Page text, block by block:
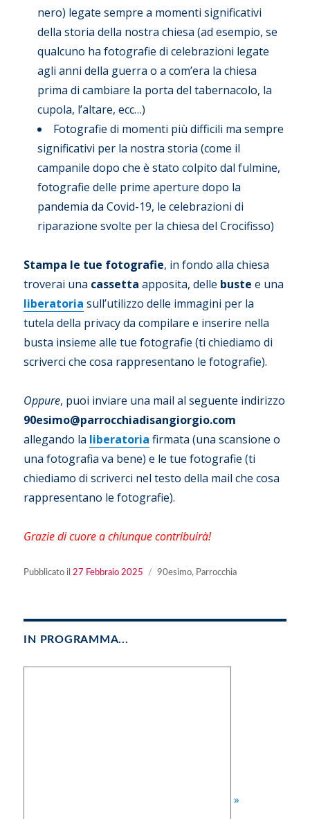
nero) legate sempre a momenti significativi
della storia della nostra chiesa (ad esempio, se
qualcuno ha fotografie di celebrazioni legate
agli anni della guerra o a com’era la chiesa
prima di cambiare la porta del tabernacolo, la
cupola, l’altare, ecc…)
Fotografie di momenti più difficili ma sempre
significativi per la nostra storia (come il
campanile dopo che è stato colpito dal fulmine,
fotografie delle prime aperture dopo la
pandemia da Covid-19, le celebrazioni di
riparazione svolte per la chiesa del Crocifisso)
Stampa le tue fotografie, in fondo alla chiesa
troverai una cassetta apposita, delle buste e una
liberatoria sull’utilizzo delle immagini per la
tutela della privacy da compilare e inserire nella
busta insieme alle tue fotografie (ti chiediamo di
scriverci che cosa rappresentano le fotografie).
Oppure, puoi inviare una mail al seguente indirizzo
90esimo@parrocchiadisangiorgio.com
allegando la liberatoria firmata (una scansione o
una fotografia va bene) e le tue fotografie (ti
chiediamo di scriverci nel testo della mail che cosa
rappresentano le fotografie).
Grazie di cuore a chiunque contribuirà!
Pubblicato ilPubblicato
27 Febbraio 2025 Categorie
90esimo, Parrocchia
IN PROGRAMMA...
»